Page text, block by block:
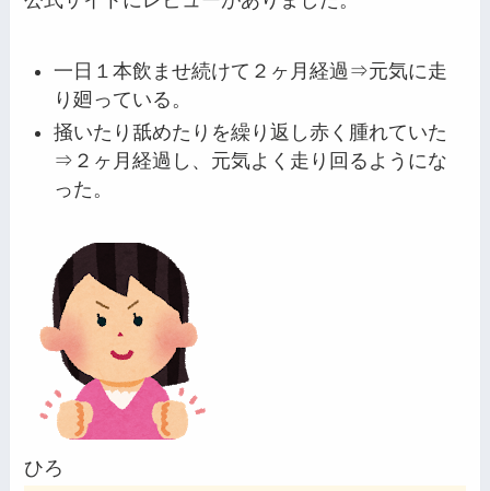
一日１本飲ませ続けて２ヶ月経過⇒元気に走
り廻っている。
掻いたり舐めたりを繰り返し赤く腫れていた
⇒２ヶ月経過し、元気よく走り回るようにな
った。
ひろ